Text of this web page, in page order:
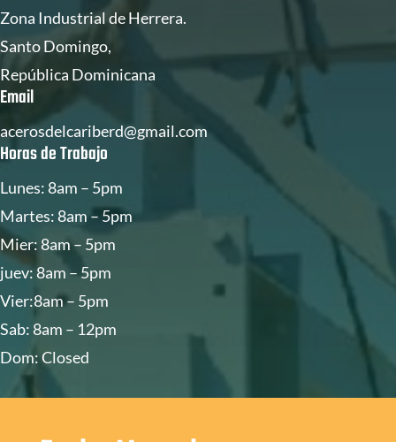
Zona Industrial de Herrera.
Santo Domingo,
República Dominicana
Email
acerosdelcariberd@gmail.com
Horas de Trabajo
Lunes: 8am – 5pm
Martes: 8am – 5pm
Mier: 8am – 5pm
juev: 8am – 5pm
Vier:8am – 5pm
Sab: 8am – 12pm
Dom: Closed